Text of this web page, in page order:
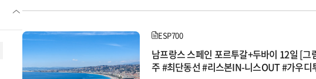
ESP700
남프랑스 스페인 포르투갈+두바이 12일 [그
주 #최단동선 #리스본IN-니스OUT #가우디